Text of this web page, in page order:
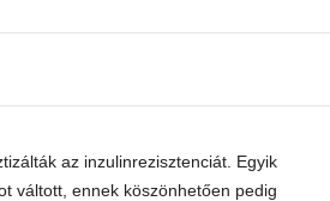
az inzulinrezisztenciát. Egyik
váltott, ennek köszönhetően pedig